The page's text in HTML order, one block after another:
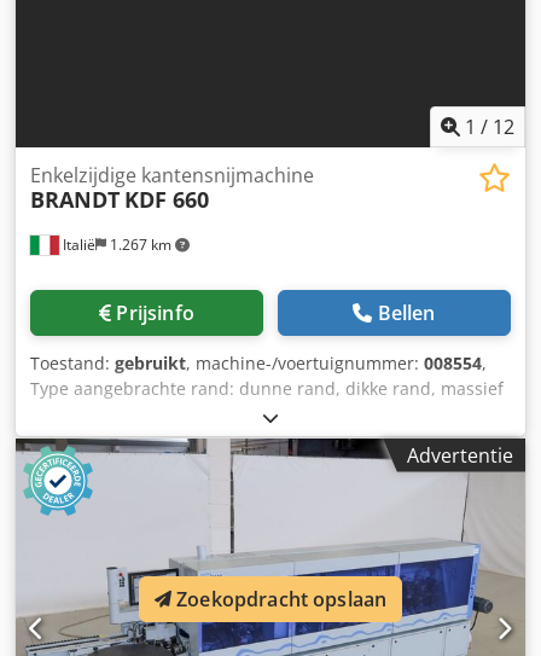
1 / 12
Italië 1.267 km
Enkelzijdige kantensnijmachine
BRANDT KDF 660
Prijsinfo Bellen
Toestand: gebruikt, machine-/voertuignummer: 008554,
Type aangebrachte rand: dunne rand, dikke rand, massief
hout Lijmsysteem: EVA Dcsdjzg D Ezspfx Amnjk Voegfrees:
ja Multifunctioneel aggregaat: ja Max. invoersnelheid: 16
m/min Maximale plaatdikte: 60 mm Werkaggregaten: 8
stuks
Advertentie
Zoekopdracht opslaan